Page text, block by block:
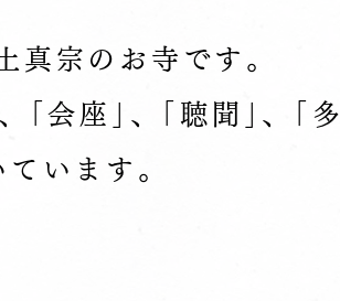
真宗のお寺です。
｢会座｣、｢聴聞｣、｢多
います。